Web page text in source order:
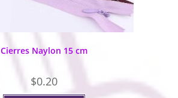
Cierres Naylon 15 cm
$0.20